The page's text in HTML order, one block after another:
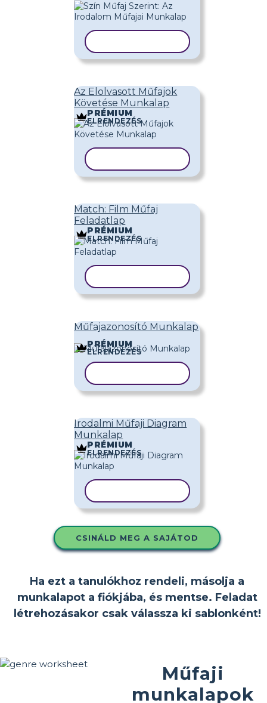
Az Elolvasott Műfajok
Követése Munkalap
PRÉMIUM
ELRENDEZÉS
Match: Film Műfaj
Feladatlap
PRÉMIUM
ELRENDEZÉS
Műfajazonosító Munkalap
PRÉMIUM
ELRENDEZÉS
Irodalmi Műfaji Diagram
Munkalap
PRÉMIUM
ELRENDEZÉS
CSINÁLD MEG A SAJÁTOD
Ha ezt a tanulókhoz rendeli, másolja a
munkalapot a fiókjába, és mentse. Feladat
létrehozásakor csak válassza ki sablonként!
Műfaji
munkalapok